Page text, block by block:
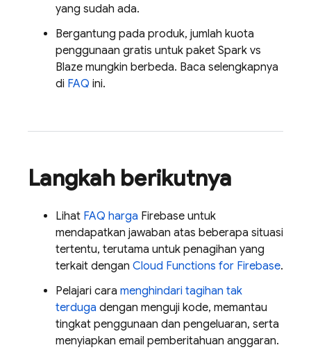
yang sudah ada.
Bergantung pada produk, jumlah kuota
penggunaan gratis untuk paket Spark vs
Blaze mungkin berbeda. Baca selengkapnya
di FAQ ini.
Langkah berikutnya
Lihat FAQ harga Firebase untuk
mendapatkan jawaban atas beberapa situasi
tertentu, terutama untuk penagihan yang
terkait dengan Cloud Functions for Firebase.
Pelajari cara menghindari tagihan tak
terduga dengan menguji kode, memantau
tingkat penggunaan dan pengeluaran, serta
menyiapkan email pemberitahuan anggaran.